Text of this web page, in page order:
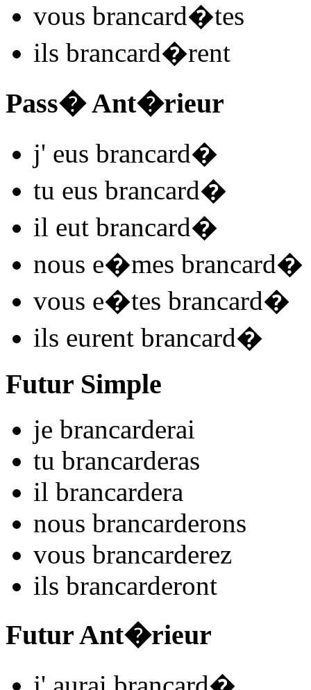
vous brancard�tes
ils brancard�rent
Pass� Ant�rieur
j' eus brancard�
tu eus brancard�
il eut brancard�
nous e�mes brancard�
vous e�tes brancard�
ils eurent brancard�
Futur Simple
je brancarderai
tu brancarderas
il brancardera
nous brancarderons
vous brancarderez
ils brancarderont
Futur Ant�rieur